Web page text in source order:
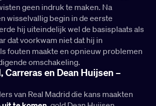
geen indruk te maken. Na
wisselvallig begin in de eerste
hij uiteindelijk wel de basisplaats als
dat voorkwam niet dat hij in
fouten maakte en opnieuw problemen
omschakeling.
Carreras en Dean Huijsen –
van Real Madrid die kans maakten